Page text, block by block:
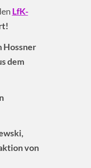
LfK-
Hossner
dem
von